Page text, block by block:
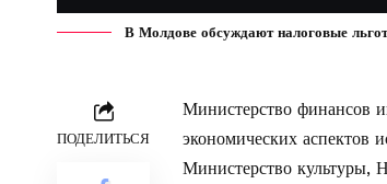
В Молдове обсуждают налоговые
ПОДЕЛИТЬСЯ
Министерство финансов
экономических аспектов
Министерство культуры,